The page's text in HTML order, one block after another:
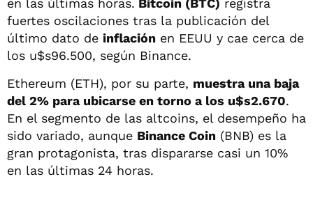
en las últimas horas. Bitcoin (BTC) registra
fuertes oscilaciones tras la publicación del
último dato de inflación en EEUU y cae cerca de
los u$s96.500, según Binance.
Ethereum (ETH), por su parte, muestra una baja
del 2% para ubicarse en torno a los u$s2.670.
En el segmento de las altcoins, el desempeño ha
sido variado, aunque Binance Coin (BNB) es la
gran protagonista, tras dispararse casi un 10%
en las últimas 24 horas.